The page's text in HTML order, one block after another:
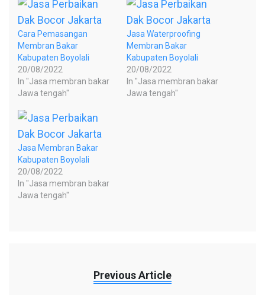
Cara Pemasangan
Membran Bakar
Kabupaten Boyolali
20/08/2022
In "Jasa membran bakar
Jawa tengah"
Jasa Waterproofing
Membran Bakar
Kabupaten Boyolali
20/08/2022
In "Jasa membran bakar
Jawa tengah"
Jasa Membran Bakar
Kabupaten Boyolali
20/08/2022
In "Jasa membran bakar
Jawa tengah"
Previous Article